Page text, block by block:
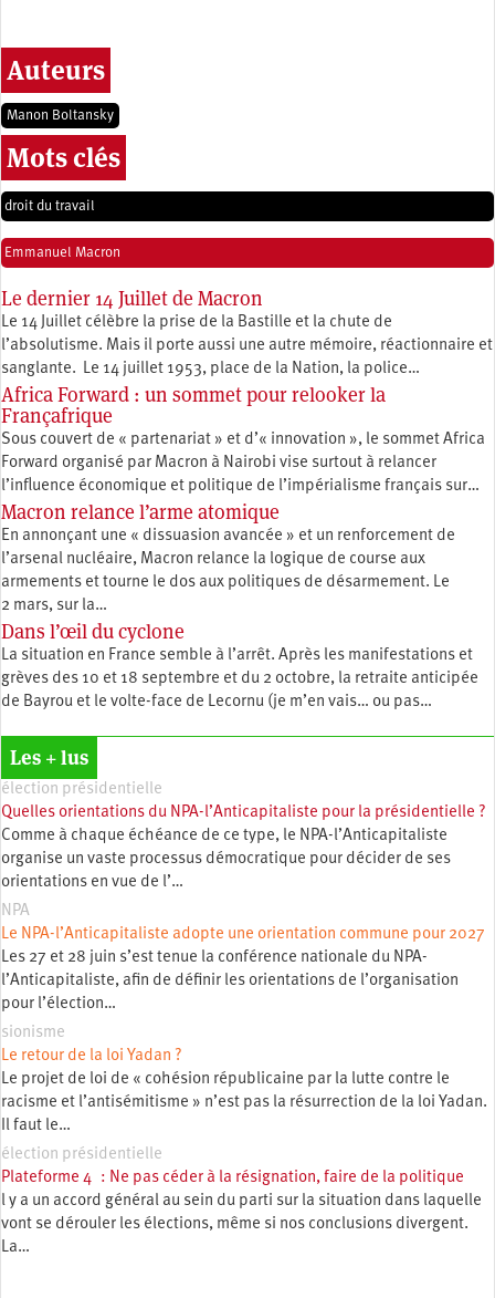
Auteurs
Manon Boltansky
Mots clés
droit du travail
Emmanuel Macron
Le dernier 14 Juillet de Macron
Le 14 Juillet célèbre la prise de la Bastille et la chute de
l’absolutisme. Mais il porte aussi une autre mémoire, réactionnaire et
sanglante. Le 14 juillet 1953, place de la Nation, la police…
Africa Forward : un sommet pour relooker la
Françafrique
Sous couvert de « partenariat » et d’« innovation », le sommet Africa
Forward organisé par Macron à Nairobi vise surtout à relancer
l’influence économique et politique de l’impérialisme français sur…
Macron relance l’arme atomique
En annonçant une « dissuasion avancée » et un renforcement de
l’arsenal nucléaire, Macron relance la logique de course aux
armements et tourne le dos aux politiques de désarmement. Le
2 mars, sur la…
Dans l’œil du cyclone
La situation en France semble à l’arrêt. Après les manifestations et
grèves des 10 et 18 septembre et du 2 octobre, la retraite anticipée
de Bayrou et le volte-face de Lecornu (je m’en vais… ou pas…
Les + lus
élection présidentielle
Quelles orientations du NPA-l’Anticapitaliste pour la présidentielle ?
Comme à chaque échéance de ce type, le NPA-l’Anticapitaliste
organise un vaste processus démocratique pour décider de ses
orientations en vue de l’…
NPA
Le NPA-l’Anticapitaliste adopte une orientation commune pour 2027
Les 27 et 28 juin s’est tenue la conférence nationale du NPA-
l’Anticapitaliste, afin de définir les orientations de l’organisation
pour l’élection…
sionisme
Le retour de la loi Yadan ?
Le projet de loi de « cohésion républicaine par la lutte contre le
racisme et l’antisémitisme » n’est pas la résurrection de la loi Yadan.
Il faut le…
élection présidentielle
Plateforme 4 : Ne pas céder à la résignation, faire de la politique
l y a un accord général au sein du parti sur la situation dans laquelle
vont se dérouler les élections, même si nos conclusions divergent.
La…